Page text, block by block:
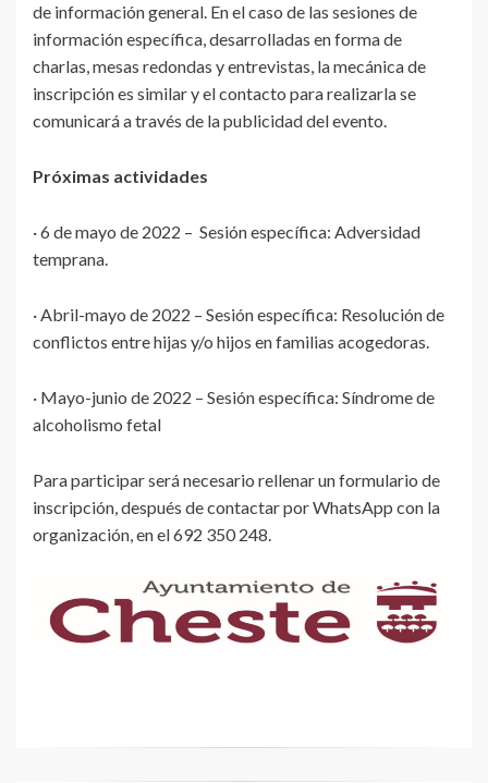
de información general. En el caso de las sesiones de
información específica, desarrolladas en forma de
charlas, mesas redondas y entrevistas, la mecánica de
inscripción es similar y el contacto para realizarla se
comunicará a través de la publicidad del evento.
Próximas actividades
· 6 de mayo de 2022 – Sesión específica: Adversidad
temprana.
· Abril-mayo de 2022 – Sesión específica: Resolución de
conflictos entre hijas y/o hijos en familias acogedoras.
· Mayo-junio de 2022 – Sesión específica: Síndrome de
alcoholismo fetal
Para participar será necesario rellenar un formulario de
inscripción, después de contactar por WhatsApp con la
organización, en el 692 350 248.